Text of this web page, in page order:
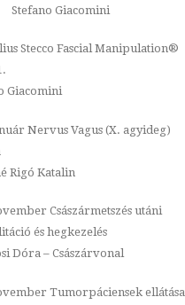
Giacomini
Stecco Fascial Manipulation®
1.
Giacomini
Nervus Vagus (X. agyideg)
Rigó Katalin
Császármetszés utáni
és hegkezelés
Dóra – Császárvonal
Tumorpáciensek ellátása